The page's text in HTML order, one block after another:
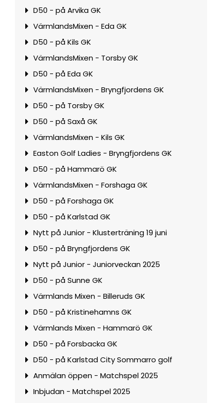
D50 - på Arvika GK
VärmlandsMixen - Eda GK
D50 - på Kils GK
VärmlandsMixen - Torsby GK
D50 - på Eda GK
VärmlandsMixen - Bryngfjordens GK
D50 - på Torsby GK
D50 - på Saxå GK
VärmlandsMixen - Kils GK
Easton Golf Ladies - Bryngfjordens GK
D50 - på Hammarö GK
VärmlandsMixen - Forshaga GK
D50 - på Forshaga GK
D50 - på Karlstad GK
Nytt på Junior - Klusterträning 19 juni
D50 - på Bryngfjordens GK
Nytt på Junior - Juniorveckan 2025
D50 - på Sunne GK
Värmlands Mixen - Billeruds GK
D50 - på Kristinehamns GK
Värmlands Mixen - Hammarö GK
D50 - på Forsbacka GK
D50 - på Karlstad City Sommarro golf
Anmälan öppen - Matchspel 2025
Inbjudan - Matchspel 2025